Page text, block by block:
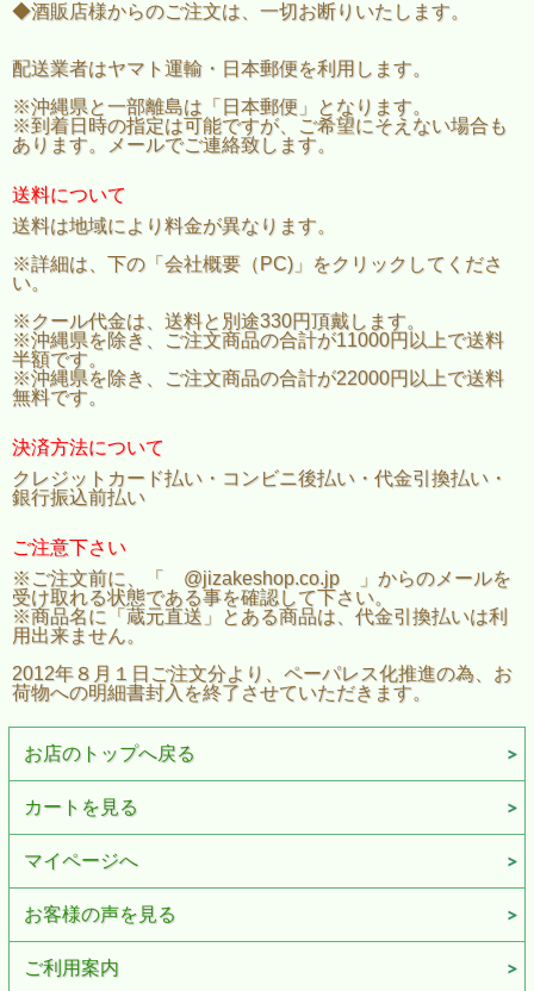
◆酒販店様からのご注文は、一切お断りいたします。
配送業者はヤマト運輸・日本郵便を利用します。
※沖縄県と一部離島は「日本郵便」となります。
※到着日時の指定は可能ですが、ご希望にそえない場合も
あります。メールでご連絡致します。
送料について
送料は地域により料金が異なります。
※詳細は、下の「会社概要（PC)」をクリックしてくださ
い。
※クール代金は、送料と別途330円頂戴します。
※沖縄県を除き、ご注文商品の合計が11000円以上で送料
半額です。
※沖縄県を除き、ご注文商品の合計が22000円以上で送料
無料です。
決済方法について
クレジットカード払い・コンビニ後払い・代金引換払い・
銀行振込前払い
ご注意下さい
※ご注文前に、「 @jizakeshop.co.jp 」からのメールを
受け取れる状態である事を確認して下さい。
※商品名に「蔵元直送」とある商品は、代金引換払いは利
用出来ません。
2012年８月１日ご注文分より、ペーパレス化推進の為、お
荷物への明細書封入を終了させていただきます。
お店のトップへ戻る
カートを見る
マイページへ
お客様の声を見る
ご利用案内